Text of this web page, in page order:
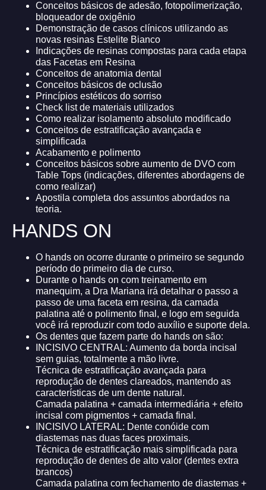
Conceitos básicos de adesão, fotopolimerização,
bloqueador de oxigênio
Demonstração de casos clínicos utilizando as
novas resinas Estelite Bianco
Indicações de resinas compostas para cada etapa
das Facetas em Resina
Conceitos de anatomia dental
Conceitos básicos de oclusão
Princípios estéticos do sorriso
Check list de materiais utilizados
Como realizar isolamento absoluto modificado
Conceitos de estratificação avançada e
simplificada
Acabamento e polimento
Conceitos básicos sobre aumento de DVO com
Table Tops (indicações, diferentes abordagens de
como realizar)
Apostila completa dos assuntos abordados na
teoria.
HANDS ON
O hands on ocorre durante o primeiro se segundo
período do primeiro dia de curso.
Durante o hands on com treinamento em
manequim, a Dra Mariana irá detalhar o passo a
passo de uma faceta em resina, da camada
palatina até o polimento final, e logo em seguida
você irá reproduzir com todo auxílio e suporte dela.
Os dentes que fazem parte do hands on são:
INCISIVO CENTRAL: Aumento da borda incisal
sem guias, totalmente a mão livre.
Técnica de estratificação avançada para
reprodução de dentes clareados, mantendo as
características de um dente natural.
Camada palatina + camada intermediária + efeito
incisal com pigmentos + camada final.
INCISIVO LATERAL: Dente conóide com
diastemas nas duas faces proximais.
Técnica de estratificação mais simplificada para
reprodução de dentes de alto valor (dentes extra
brancos)
Camada palatina com fechamento de diastemas +